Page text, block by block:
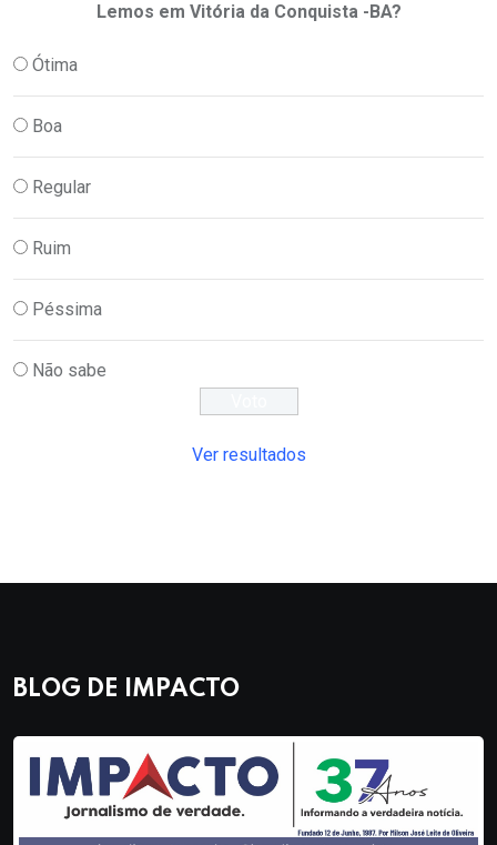
Lemos em Vitória da Conquista -BA?
Ótima
Boa
Regular
Ruim
Péssima
Não sabe
Ver resultados
BLOG DE IMPACTO